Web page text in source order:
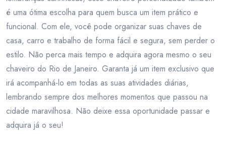
é uma ótima escolha para quem busca um item prático e
funcional. Com ele, você pode organizar suas chaves de
casa, carro e trabalho de forma fácil e segura, sem perder o
estilo. Não perca mais tempo e adquira agora mesmo o seu
chaveiro do Rio de Janeiro. Garanta já um item exclusivo que
irá acompanhá-lo em todas as suas atividades diárias,
lembrando sempre dos melhores momentos que passou na
cidade maravilhosa. Não deixe essa oportunidade passar e
adquira já o seu!